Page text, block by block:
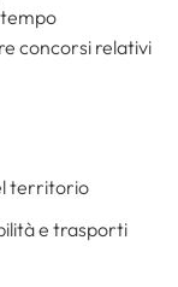
concorsi relativi
territorio
e trasporti